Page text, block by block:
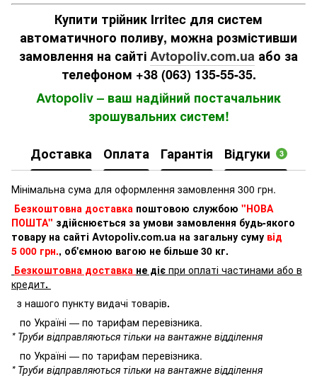
Купити трійник Irritec для систем
автоматичного поливу, можна розмістивши
замовлення на сайтіAvtopoliv.com.ua або за
телефоном +38 (063) 135-55-35.
Avtopoliv – ваш надійний постачальник
зрошувальних систем!
Доставка Оплата Гарантія Відгуки 3
Мінімальна сума для оформлення замовлення 300 грн.
Безкоштовна доставка поштовою службою "НОВА
ПОШТА" здійснюється за умови замовлення будь-якого
товару на сайті Avtopoliv.com.ua на загальну суму від
5 000 грн., об'ємною вагою не більше 30 кг.
Безкоштовна доставка не діє при оплаті частинами або в
кредит.
з нашого пункту видачі товарів.
по Україні — по тарифам перевізника.
* Труби відправляються тільки на вантажне відділення
по Україні — по тарифам перевізника.
* Труби відправляються тільки на вантажне відділення